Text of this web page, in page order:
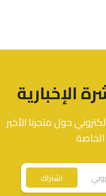
الإخبارية
حول متجرنا الأخير
اشتراك